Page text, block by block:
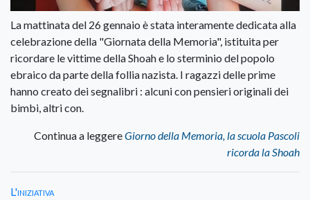
La mattinata del 26 gennaio è stata interamente dedicata alla
celebrazione della "Giornata della Memoria", istituita per
ricordare le vittime della Shoah e lo sterminio del popolo
ebraico da parte della follia nazista. I ragazzi delle prime
hanno creato dei segnalibri : alcuni con pensieri originali dei
bimbi, altri con.
Continua a leggereGiorno della Memoria, la scuola Pascoli
ricorda la Shoah
L'iniziativa